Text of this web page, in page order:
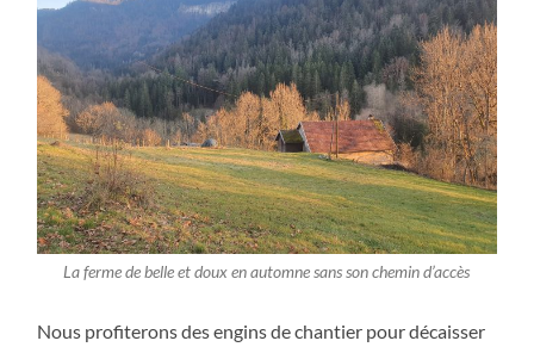
La ferme de belle et doux en automne sans son chemin d’accès
Nous profiterons des engins de chantier pour décaisser